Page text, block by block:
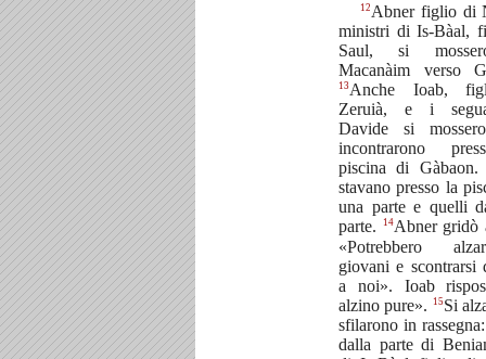
12 Abner figlio di
ministri di Is-Bàal,
Saul, si
Macanàim verso
13 Anche Ioab,
Zeruià, e i
Davide si
incontrarono
piscina di Gàbaon.
stavano presso la
una parte e quelli
parte.
14Abner gridò
«Potrebbero
giovani e scontrarsi
a noi». Ioab
alzino pure».
15 Si
sfilarono in
dalla parte di